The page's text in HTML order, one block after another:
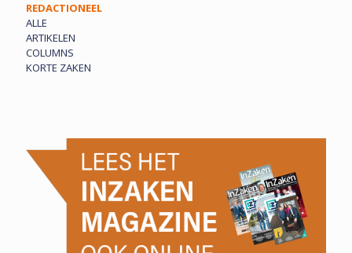
REDACTIONEEL
ALLE
ARTIKELEN
COLUMNS
KORTE ZAKEN